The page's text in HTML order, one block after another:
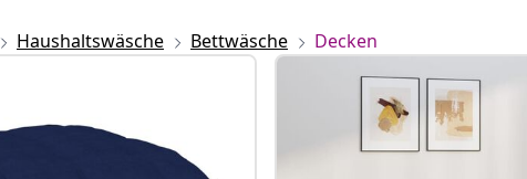
Haushaltswäsche Bettwäsche Decken